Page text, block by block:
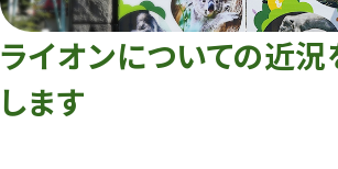
再生プ
環境教
ライオンについての近況
します